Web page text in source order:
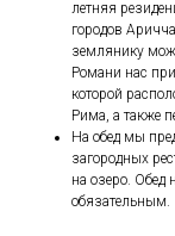
летняя
городов
землянику
Романи нас
которой
Рима, а также
На обед мы
загородных
на озеро. Обед
обязательным.